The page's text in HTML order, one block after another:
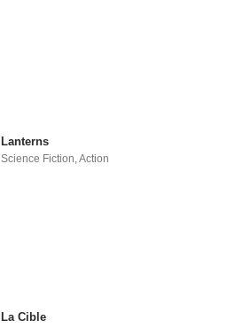
Lanterns
Science Fiction ,Action
La Cible